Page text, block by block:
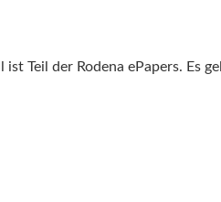
ist Teil der Rodena ePapers. Es